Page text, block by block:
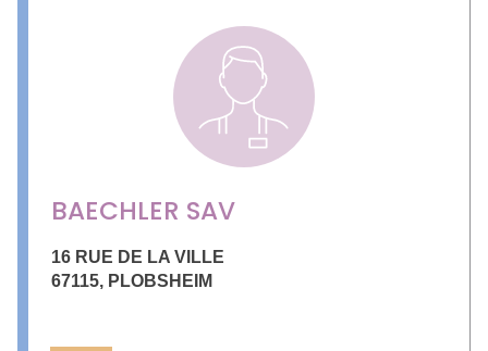
BAECHLER SAV
16 RUE DE LA VILLE
67115, PLOBSHEIM